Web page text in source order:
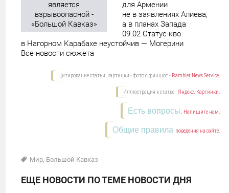
для Армении
не в заявлениях Алиева,
а в планах Запада
09.02 Статус-кво
в Нагорном Карабахе неустойчив — Могерини
Все новости сюжета
Цитирование статьи, картинки - фото скриншот - Rambler News Service.
Иллюстрация к статье - Яндекс. Картинки.
Есть вопросы. Напишите нам.
Общие правила поведения на сайте.
Мир, Большой Кавказ
ЕЩЕ НОВОСТИ ПО ТЕМЕ НОВОСТИ ДНЯ